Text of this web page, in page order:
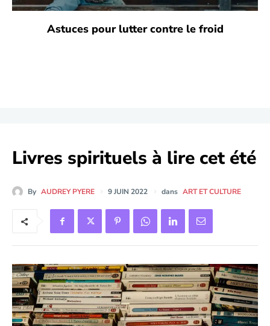
Astuces pour lutter contre le froid